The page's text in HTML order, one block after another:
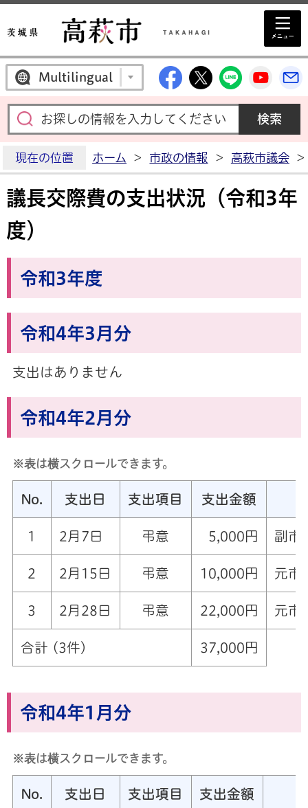
Multilingual 高萩市公式
高萩市公式X
高萩市
高
現在の位置 ホーム > 市政の情報 > 高萩市議会 >
議長交際費の支出状況（令和3年
度）
令和3年度
令和4年3月分
支出はありません
令和4年2月分
※表は横スクロールできます。
No. 支出日 支出項目 支出金額
1 2月7日 弔意 5,000円 副市
2 2月15日 弔意 10,000円 元市
3 2月28日 弔意 22,000円 元市
合計 (3件) 37,000円
令和4年1月分
※表は横スクロールできます。
No. 支出日 支出項目 支出金額